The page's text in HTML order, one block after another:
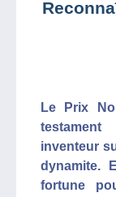
Le Prix
inventeur
dynamite.
fortune